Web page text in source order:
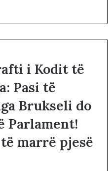
i Kodit të
Pasi të
Brukseli do
Parlament!
marrë pjesë